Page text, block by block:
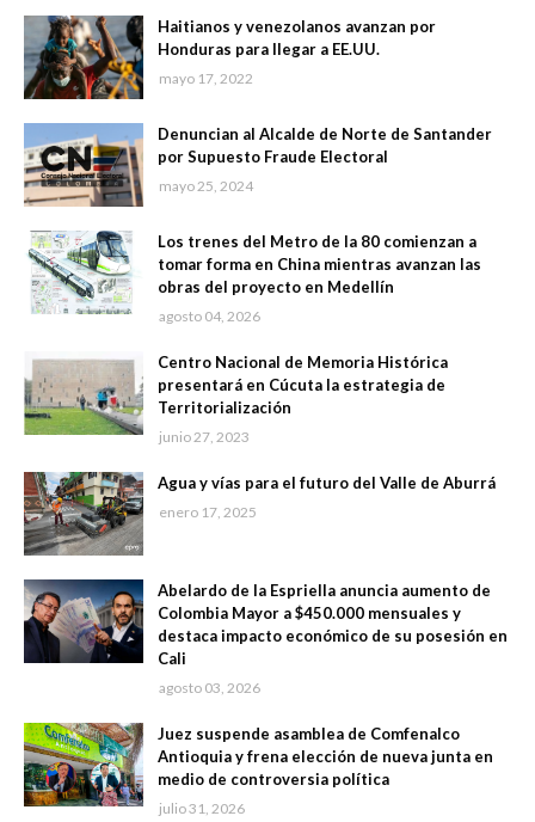
Haitianos y venezolanos avanzan por
Honduras para llegar a EE.UU.
mayo 17, 2022
Denuncian al Alcalde de Norte de Santander
por Supuesto Fraude Electoral
mayo 25, 2024
Los trenes del Metro de la 80 comienzan a
tomar forma en China mientras avanzan las
obras del proyecto en Medellín
agosto 04, 2026
Centro Nacional de Memoria Histórica
presentará en Cúcuta la estrategia de
Territorialización
junio 27, 2023
Agua y vías para el futuro del Valle de Aburrá
enero 17, 2025
Abelardo de la Espriella anuncia aumento de
Colombia Mayor a $450.000 mensuales y
destaca impacto económico de su posesión en
Cali
agosto 03, 2026
Juez suspende asamblea de Comfenalco
Antioquia y frena elección de nueva junta en
medio de controversia política
julio 31, 2026